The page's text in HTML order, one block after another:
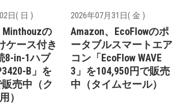
日( 日 )
Minthouzの
ケース付き
8-in-1ハブ
B」を
販売中（ク
）
2026年07月31日( 金 )
Amazon、EcoFlowのポ
ータブルスマートエア
コン「EcoFlow WAVE
3」を104,950円で販売
中（タイムセール）